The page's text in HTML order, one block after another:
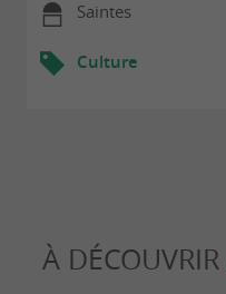
Saintes
Culture
À DÉCOUVRIR